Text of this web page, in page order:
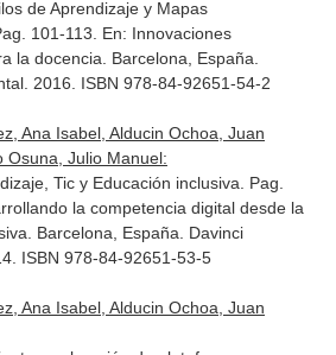
de Aprendizaje y Mapas
101-113. En: Innovaciones
la docencia . Barcelona, España.
2016. ISBN 978-84-92651-54-2
Ana Isabel, Alducin Ochoa, Juan
Osuna, Julio Manuel:
Tic y Educación inclusiva. Pag.
la competencia digital desde la
. Barcelona, España. Davinci
ISBN 978-84-92651-53-5
Ana Isabel, Alducin Ochoa, Juan